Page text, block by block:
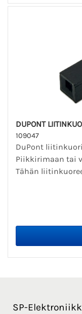
DUPONT
109047
DuPont liitinkuori
Piikkirimaan tai
Tähän
SP-